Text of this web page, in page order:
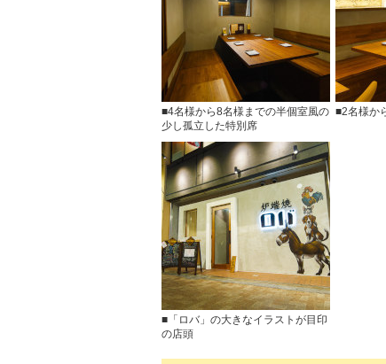
■4名様から8名様までの半個室風の
少し孤立した特別席
■2名様か
■「ロバ」の大きなイラストが目印
の店頭